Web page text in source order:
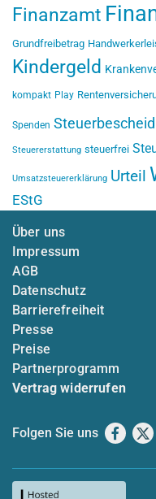
Finanzamt
Grundfreibetrag
Kindergeld
kompakt Play
Spenden Steuerbescheid
Steuererstattung steuerfrei
Umsatzsteuererklärung Urteil
EStG
Über uns
Impressum
AGB
Datenschutz
Barrierefreiheit
Presse
Preise
Partnerprogramm
Vertrag widerrufen
Folgen Sie uns X